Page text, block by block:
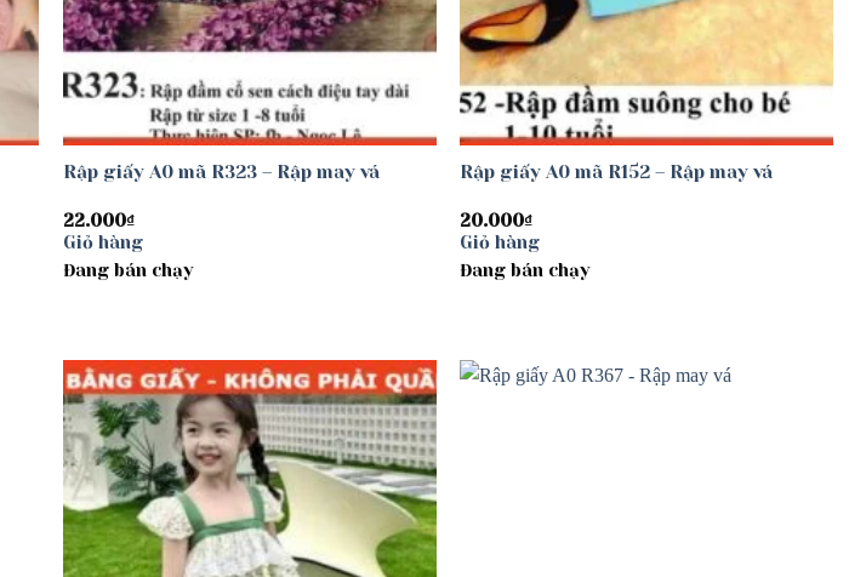
Rập giấy A0 mã R323 – Rập may vá
22.000₫
Giỏ hàng
Đang bán chạy
Rập giấy A0 mã R152 – Rập may vá
20.000₫
Giỏ hàng
Đang bán chạy
Add to
wishlist